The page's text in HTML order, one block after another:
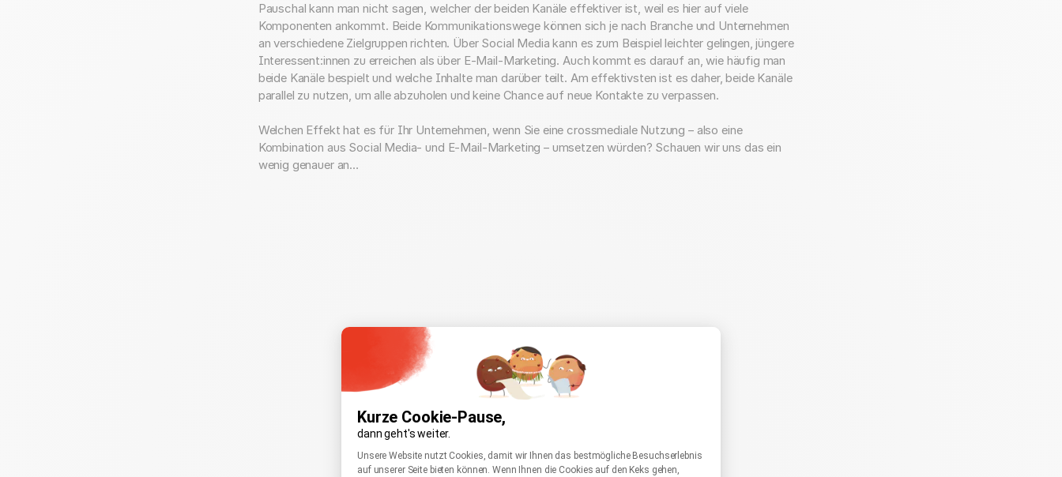
Kurze Cookie-Pause,
dann geht's weiter.
Einwilligungsmanagementplattform: Passen Sie Ihre Optionen an
Unsere Website nutzt Cookies, damit wir Ihnen das bestmögliche Besuchserlebnis
auf unserer Seite bieten können. Wenn Ihnen die Cookies auf den Keks gehen,
Axeptio consent
Pauschal kann man nicht sagen, welcher der beiden Kanäle effektiver ist, weil es hier auf viele
Komponenten ankommt. Beide Kommunikationswege können sich je nach Branche und Unternehmen
an verschiedene Zielgruppen richten. Über Social Media kann es zum Beispiel leichter gelingen, jüngere
Interessent:innen zu erreichen als über E-Mail-Marketing. Auch kommt es darauf an, wie häufig man
beide Kanäle bespielt und welche Inhalte man darüber teilt. Am effektivsten ist es daher, beide Kanäle
parallel zu nutzen, um alle abzuholen und keine Chance auf neue Kontakte zu verpassen.
Welchen Effekt hat es für Ihr Unternehmen, wenn Sie eine crossmediale Nutzung – also eine
Kombination aus Social Media- und E-Mail-Marketing – umsetzen würden? Schauen wir uns das ein
wenig genauer an…